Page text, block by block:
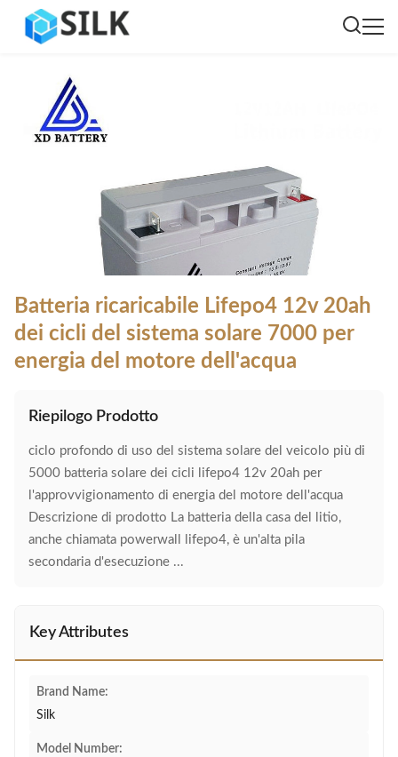
Batteria ricaricabile Lifepo4 12v 20ah
dei cicli del sistema solare 7000 per
energia del motore dell'acqua
Riepilogo Prodotto
ciclo profondo di uso del sistema solare del veicolo più di
5000 batteria solare dei cicli lifepo4 12v 20ah per
l'approvvigionamento di energia del motore dell'acqua
Descrizione di prodotto La batteria della casa del litio,
anche chiamata powerwall lifepo4, è un'alta pila
secondaria d'esecuzione ...
Key Attributes
Brand Name:
Silk
Model Number: